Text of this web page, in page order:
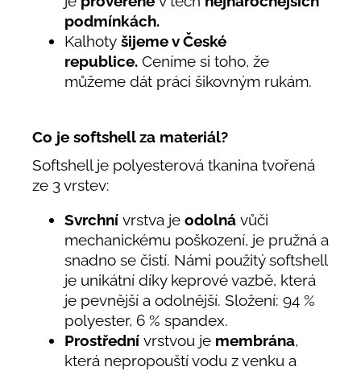
podmínkách.
Kalhoty šijeme v České
republice. Ceníme si toho, že
můžeme dát práci šikovným rukám.
Co je softshell za materiál?
Softshell je polyesterová tkanina tvořená
ze 3 vrstev:
Svrchní vrstva je odolná vůči
mechanickému poškození, je pružná a
snadno se čistí. Námi použitý softshell
je unikátní díky keprové vazbě, která
je pevnější a odolnější. Složení: 94 %
polyester, 6 % spandex.
Prostřední vrstvou je membrána,
která nepropouští vodu z venku a